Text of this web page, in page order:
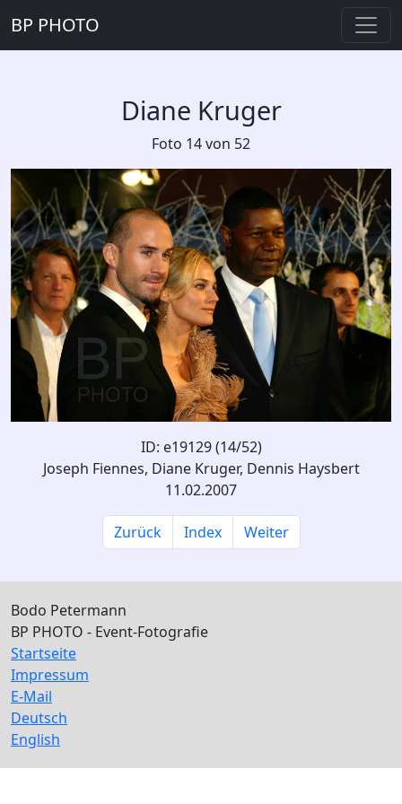
BP PHOTO
Diane Kruger
Foto 14 von 52
ID: e19129 (14/52)
Joseph Fiennes, Diane Kruger, Dennis Haysbert
11.02.2007
Zurück Index Weiter
Bodo Petermann
BP PHOTO - Event-Fotografie
Startseite
Impressum
E-Mail
Deutsch
English